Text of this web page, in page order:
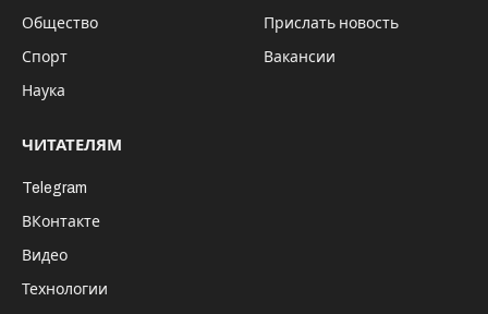
Общество
Спорт
Наука
Прислать новость
Вакансии
ЧИТАТЕЛЯМ
Telegram
ВКонтакте
Видео
Технологии